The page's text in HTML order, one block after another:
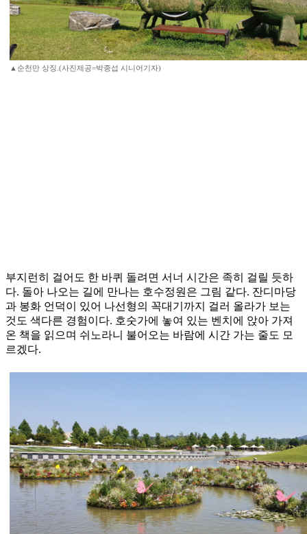
▲순천만 상징.(사진제공=박종섭 시니어기자)
부지런히 걸어도 한 바퀴 돌려면 서너 시간은 족히 걸릴 듯하
다. 돌아 나오는 길에 만나는 호수정원은 그림 같다. 잔디마당
과 봉화 언덕이 있어 나선형의 꼭대기까지 걸러 올라가 보는
것도 색다른 경험이다. 호숫가에 놓여 있는 벤치에 앉아 가져
온 책을 읽으며 쉬노라니 불어오는 바람에 시간 가는 줄도 모
르겠다.